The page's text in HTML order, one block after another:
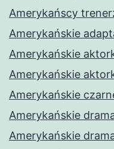
Amerykańscy
Amerykańskie
Amerykańskie
Amerykańskie
Amerykańskie
Amerykańskie
Amerykańskie